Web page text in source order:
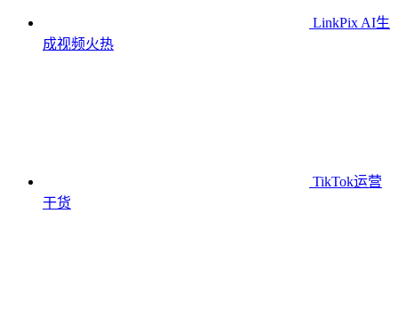
LinkPix AI生
成视频火热
TikTok运营
干货